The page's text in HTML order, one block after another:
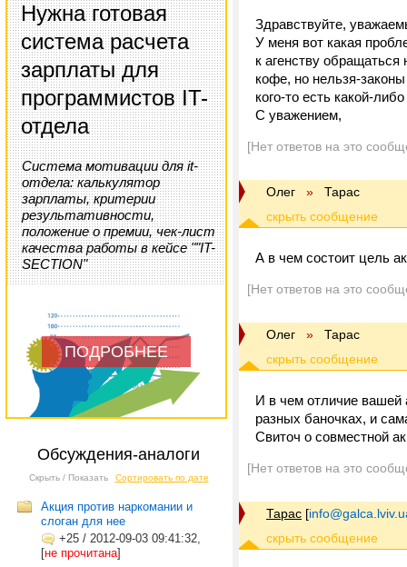
Нужна готовая
система расчета
зарплаты для
программистов IT-
отдела
Система мотивации для it-
отдела: калькулятор
зарплаты, критерии
результативности,
положение о премии, чек-лист
качества работы в кейсе ""IT-
SECTION"
ПОДРОБНЕЕ
Обсуждения-аналоги
Скрыть / Показать Сортировать по дате
Акция против наркомании и
слоган для нее
+25 / 2012-09-03 09:41:32,
[не прочитана]
Здравствуйте,
У меня вот какая
к агенству
кофе, но нельзя-
кого-то есть какой-
С уважением,
[Нет ответов на это
Олег » Тарас
А в чем состоит цель
[Нет ответов на это
Олег » Тарас
И в чем отличие вашей
разных баночках, и
Свиточ о совместной
[Нет ответов на это
Тарас [